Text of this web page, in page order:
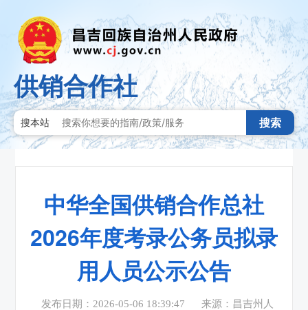
供销合作社
搜本站 搜索
中华全国供销合作总社
2026年度考录公务员拟录
用人员公示公告
发布日期：2026-05-06 18:39:47
来源：昌吉州人